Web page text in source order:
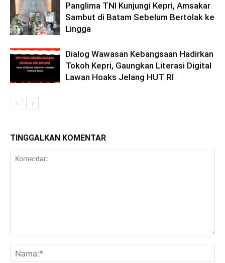
Panglima TNI Kunjungi Kepri, Amsakar
Sambut di Batam Sebelum Bertolak ke
Lingga
Dialog Wawasan Kebangsaan Hadirkan
Tokoh Kepri, Gaungkan Literasi Digital
Lawan Hoaks Jelang HUT RI
TINGGALKAN KOMENTAR